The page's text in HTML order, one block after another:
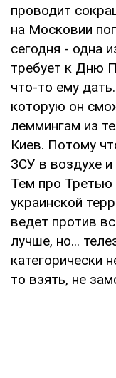
проводит
на Московии
сегодня - одна
требует к Дню
что-то ему
которую он
леммингам из
Киев. Потому
ЗСУ в воздухе
Тем про
украинской
ведет против
лучше, но...
категорически
то взять, не